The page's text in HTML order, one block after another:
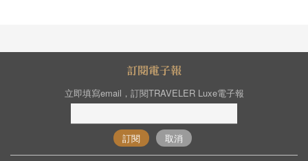
訂閱電子報
立即填寫email，訂閱TRAVELER Luxe電子報
訂閱 取消